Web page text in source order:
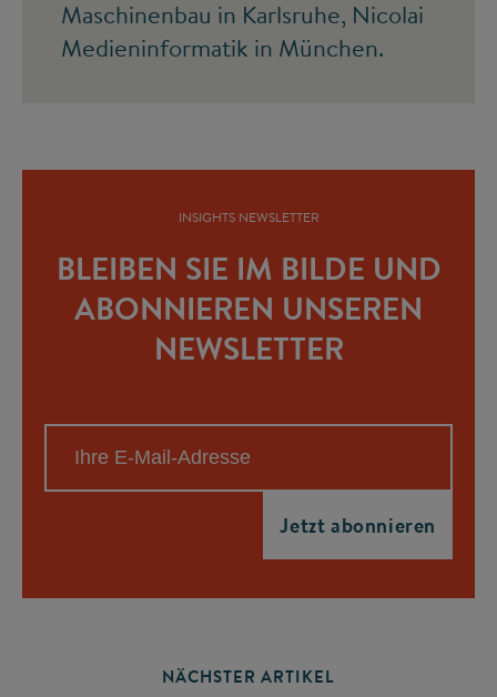
Maschinenbau in Karlsruhe, Nicolai
Medieninformatik in München.
INSIGHTS NEWSLETTER
BLEIBEN SIE IM BILDE UND
ABONNIEREN UNSEREN
NEWSLETTER
NÄCHSTER ARTIKEL